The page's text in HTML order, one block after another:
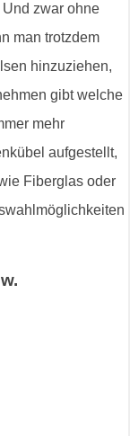
zwar ohne
man trotzdem
hinzuziehen,
gibt welche
mehr
aufgestellt,
Fiberglas oder